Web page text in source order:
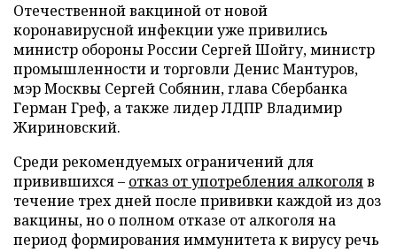
Отечественной вакциной от новой
коронавирусной инфекции уже привились
министр обороны России Сергей Шойгу, министр
промышленности и торговли Денис Мантуров,
мэр Москвы Сергей Собянин, глава Сбербанка
Герман Греф, а также лидер ЛДПР Владимир
Жириновский.
Среди рекомендуемых ограничений для
привившихся – отказ от употребления алкоголяв
течение трех дней после прививки каждой из доз
вакцины, но о полном отказе от алкоголя на
период формирования иммунитета к вирусу речь